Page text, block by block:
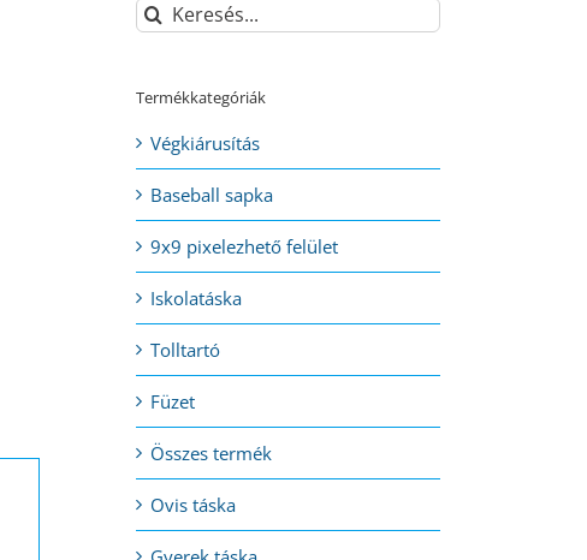
Keresés...
Termékkategóriák
Végkiárusítás
Baseball sapka
9x9 pixelezhető felület
Iskolatáska
Tolltartó
Füzet
Összes termék
Ovis táska